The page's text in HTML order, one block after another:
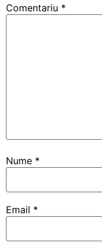
Comentariu *
Nume *
Email *